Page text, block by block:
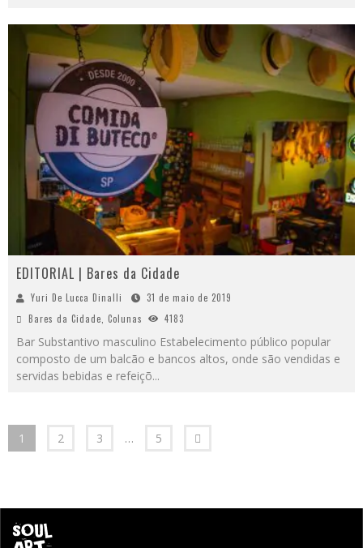
EDITORIAL | Bares da Cidade
Yuri De Lucca Dinalli
31 de maio de 2019
Bares da Cidade, Colunas 4183
Bar Substantivo masculino Estabelecimento público popular
composto de um balcão e bancos altos, onde são vendidas e
servidas bebidas e refeiçõ...
1 2 3 … 5